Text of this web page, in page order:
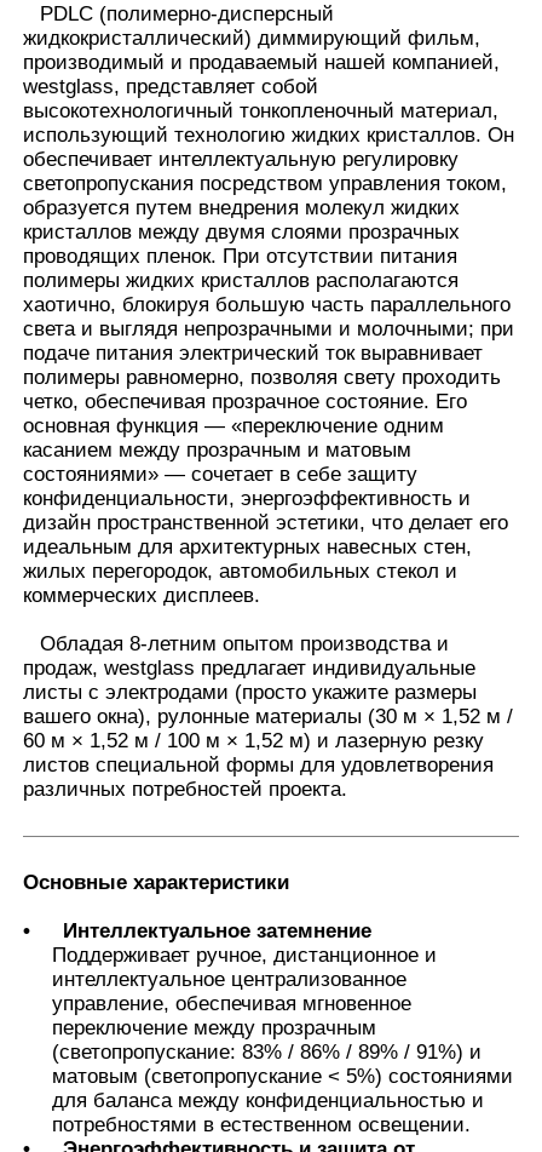
О Компании
Наша фабрика
контроль качества
контактные данные
Новости
Все случаи
Отправить запрос
Фильм предохранения от краски автомобиля
Умный фильм PDLC
Прозрачная нанокерамическая краска
Умное стекло pdlc
Фильм PNLC
Многослойное стекло PVB межслой
PDLC (полимерно-дисперсный
жидкокристаллический) диммирующий фильм,
производимый и продаваемый нашей компанией,
westglass, представляет собой
высокотехнологичный тонкопленочный материал,
использующий технологию жидких кристаллов. Он
обеспечивает интеллектуальную регулировку
светопропускания посредством управления током,
образуется путем внедрения молекул жидких
кристаллов между двумя слоями прозрачных
проводящих пленок. При отсутствии питания
полимеры жидких кристаллов располагаются
хаотично, блокируя большую часть параллельного
света и выглядя непрозрачными и молочными; при
подаче питания электрический ток выравнивает
полимеры равномерно, позволяя свету проходить
четко, обеспечивая прозрачное состояние. Его
основная функция — «переключение одним
касанием между прозрачным и матовым
состояниями» — сочетает в себе защиту
конфиденциальности, энергоэффективность и
дизайн пространственной эстетики, что делает его
идеальным для архитектурных навесных стен,
жилых перегородок, автомобильных стекол и
коммерческих дисплеев.
Обладая 8-летним опытом производства и
продаж, westglass предлагает индивидуальные
листы с электродами (просто укажите размеры
вашего окна), рулонные материалы (30 м × 1,52 м /
60 м × 1,52 м / 100 м × 1,52 м) и лазерную резку
листов специальной формы для удовлетворения
различных потребностей проекта.
Основные характеристики
•
Интеллектуальное затемнение
Поддерживает ручное, дистанционное и
интеллектуальное централизованное
управление, обеспечивая мгновенное
переключение между прозрачным
(светопропускание: 83% / 86% / 89% / 91%) и
матовым (светопропускание < 5%) состояниями
для баланса между конфиденциальностью и
потребностями в естественном освещении.